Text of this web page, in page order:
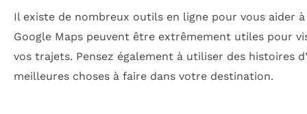
Il existe de nombreux outils en ligne pour vous aider
Google Maps peuvent être extrêmement utiles pour
vos trajets. Pensez également à utiliser des histoires
meilleures choses à faire dans votre destination.